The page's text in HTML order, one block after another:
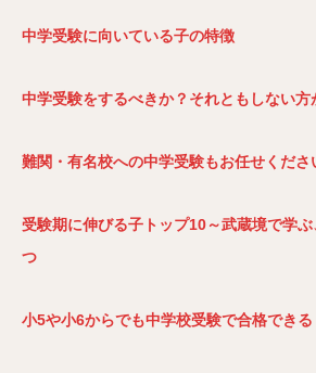
中学受験に向いている子の特徴
中学受験をするべきか？それともしない方
難関・有名校への中学受験もお任せくださ
受験期に伸びる子トップ10～武蔵境で学
つ
小5や小6からでも中学校受験で合格できる